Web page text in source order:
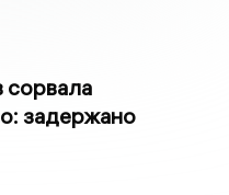
сорвала
задержано